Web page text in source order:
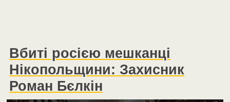
Вбиті росією мешканці
Нікопольщини: Захисник
Роман Бєлкін